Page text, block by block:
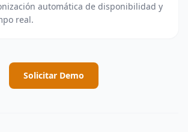
automática de disponibilidad y
real.
Solicitar Demo